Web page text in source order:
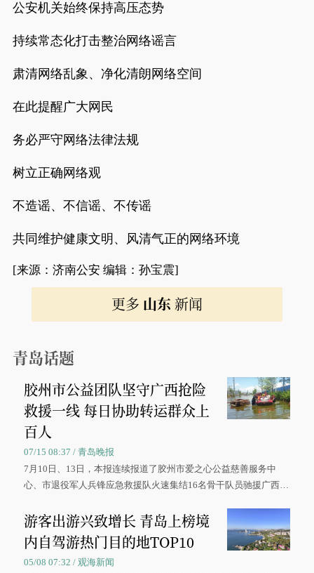
公安机关始终保持高压态势
持续常态化打击整治网络谣言
肃清网络乱象、净化清朗网络空间
在此提醒广大网民
务必严守网络法律法规
树立正确网络观
不造谣、不信谣、不传谣
共同维护健康文明、风清气正的网络环境
[来源：济南公安 编辑：孙宝震]
更多 山东 新闻
青岛话题
胶州市公益团队坚守广西抢险
救援一线 每日协助转运群众上
百人
07/15 08:37 / 青岛晚报
7月10日、13日，本报连续报道了胶州市爱之心公益慈善服务中
心、市退役军人兵锋应急救援队火速集结16名骨干队员驰援广西灾
游客出游兴致增长 青岛上榜境
内自驾游热门目的地TOP10
05/08 07:32 / 观海新闻